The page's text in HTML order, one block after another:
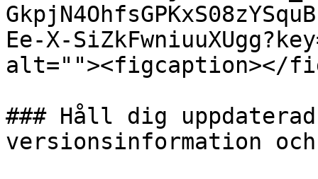
Ee-X-
alt=""><figcaption></
### Håll dig
versionsinformation